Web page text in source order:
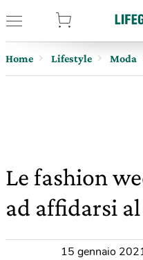
Home Lifestyle Moda
Le fashion
ad affidarsi
15 gennaio